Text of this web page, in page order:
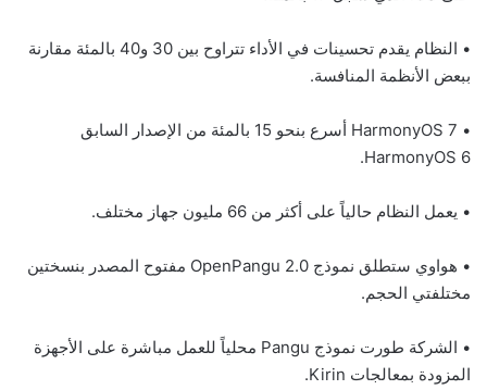
• النظام يقدم تحسينات في الأداء تتراوح بين 30 و40 بالمئة مقارنة
ببعض الأنظمة المنافسة.
• HarmonyOS 7 أسرع بنحو 15 بالمئة من الإصدار السابق
HarmonyOS 6.
• يعمل النظام حالياً على أكثر من 66 مليون جهاز مختلف.
• هواوي ستطلق نموذج OpenPangu 2.0 مفتوح المصدر بنسختين
مختلفتي الحجم.
• الشركة طورت نموذج Pangu محلياً للعمل مباشرة على الأجهزة
المزودة بمعالجات Kirin.